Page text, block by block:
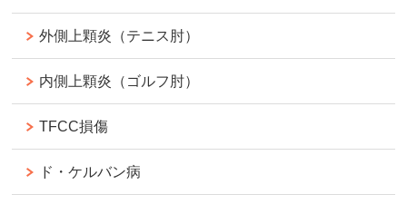
外側上顆炎（テニス肘）
内側上顆炎（ゴルフ肘）
TFCC損傷
ド・ケルバン病